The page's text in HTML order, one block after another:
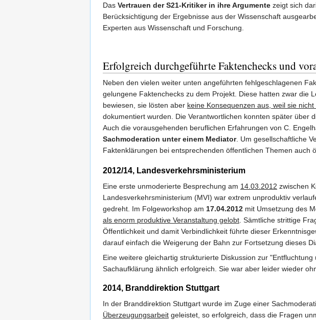
Das Vertrauen der S21-Kritiker in ihre Argumente zeigt sich
Berücksichtigung der Ergebnisse aus der Wissenschaft
Experten aus Wissenschaft und Forschung.
Erfolgreich durchgeführte Faktenchecks und
Neben den vielen weiter unten angeführten fehlgeschlagenen
gelungene Faktenchecks zu dem Projekt. Diese hatten zwar die
bewiesen, sie lösten aber keine Konsequenzen aus, weil sie nicht
dokumentiert wurden. Die Verantwortlichen konnten später über
Auch die vorausgehenden beruflichen Erfahrungen von C.
Sachmoderation unter einem Mediator. Um gesellschaftliche
Faktenklärungen bei entsprechenden öffentlichen Themen auch
2012/14, Landesverkehrsministerium
Eine erste unmoderierte Besprechung am 14.03.2012 zwischen
Landesverkehrsministerium (MVI) war extrem unproduktiv
gedreht. Im Folgeworkshop am 17.04.2012 mit Umsetzung des
als enorm produktive Veranstaltung gelobt . Sämtliche strittige
Öffentlichkeit und damit Verbindlichkeit führte dieser
darauf einfach die Weigerung der Bahn zur Fortsetzung dieses
Eine weitere gleichartig strukturierte Diskussion zur
Sachaufklärung ähnlich erfolgreich. Sie war aber leider wieder
2014, Branddirektion Stuttgart
In der Branddirektion Stuttgart wurde im Zuge einer
Überzeugungsarbeit geleistet, so erfolgreich, dass die Fragen